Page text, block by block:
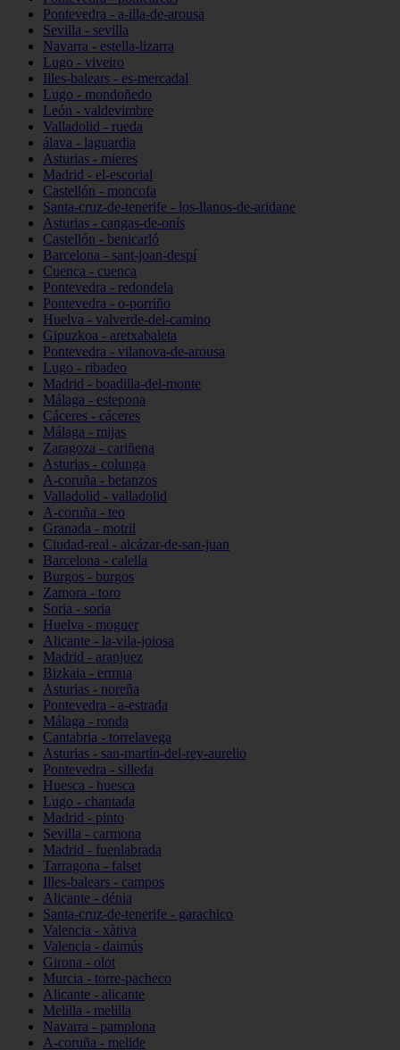
Pontevedra - a-illa-de-arousa
Sevilla - sevilla
Navarra - estella-lizarra
Lugo - viveiro
Illes-balears - es-mercadal
Lugo - mondoñedo
León - valdevimbre
Valladolid - rueda
álava - laguardia
Asturias - mieres
Madrid - el-escorial
Castellón - moncofa
Santa-cruz-de-tenerife - los-llanos-de-aridane
Asturias - cangas-de-onís
Castellón - benicarló
Barcelona - sant-joan-despí
Cuenca - cuenca
Pontevedra - redondela
Pontevedra - o-porriño
Huelva - valverde-del-camino
Gipuzkoa - aretxabaleta
Pontevedra - vilanova-de-arousa
Lugo - ribadeo
Madrid - boadilla-del-monte
Málaga - estepona
Cáceres - cáceres
Málaga - mijas
Zaragoza - cariñena
Asturias - colunga
A-coruña - betanzos
Valladolid - valladolid
A-coruña - teo
Granada - motril
Ciudad-real - alcázar-de-san-juan
Barcelona - calella
Burgos - burgos
Zamora - toro
Soria - soria
Huelva - moguer
Alicante - la-vila-joiosa
Madrid - aranjuez
Bizkaia - ermua
Asturias - noreña
Pontevedra - a-estrada
Málaga - ronda
Cantabria - torrelavega
Asturias - san-martín-del-rey-aurelio
Pontevedra - silleda
Huesca - huesca
Lugo - chantada
Madrid - pinto
Sevilla - carmona
Madrid - fuenlabrada
Tarragona - falset
Illes-balears - campos
Alicante - dénia
Santa-cruz-de-tenerife - garachico
Valencia - xàtiva
Valencia - daimús
Girona - olot
Murcia - torre-pacheco
Alicante - alicante
Melilla - melilla
Navarra - pamplona
A-coruña - melide